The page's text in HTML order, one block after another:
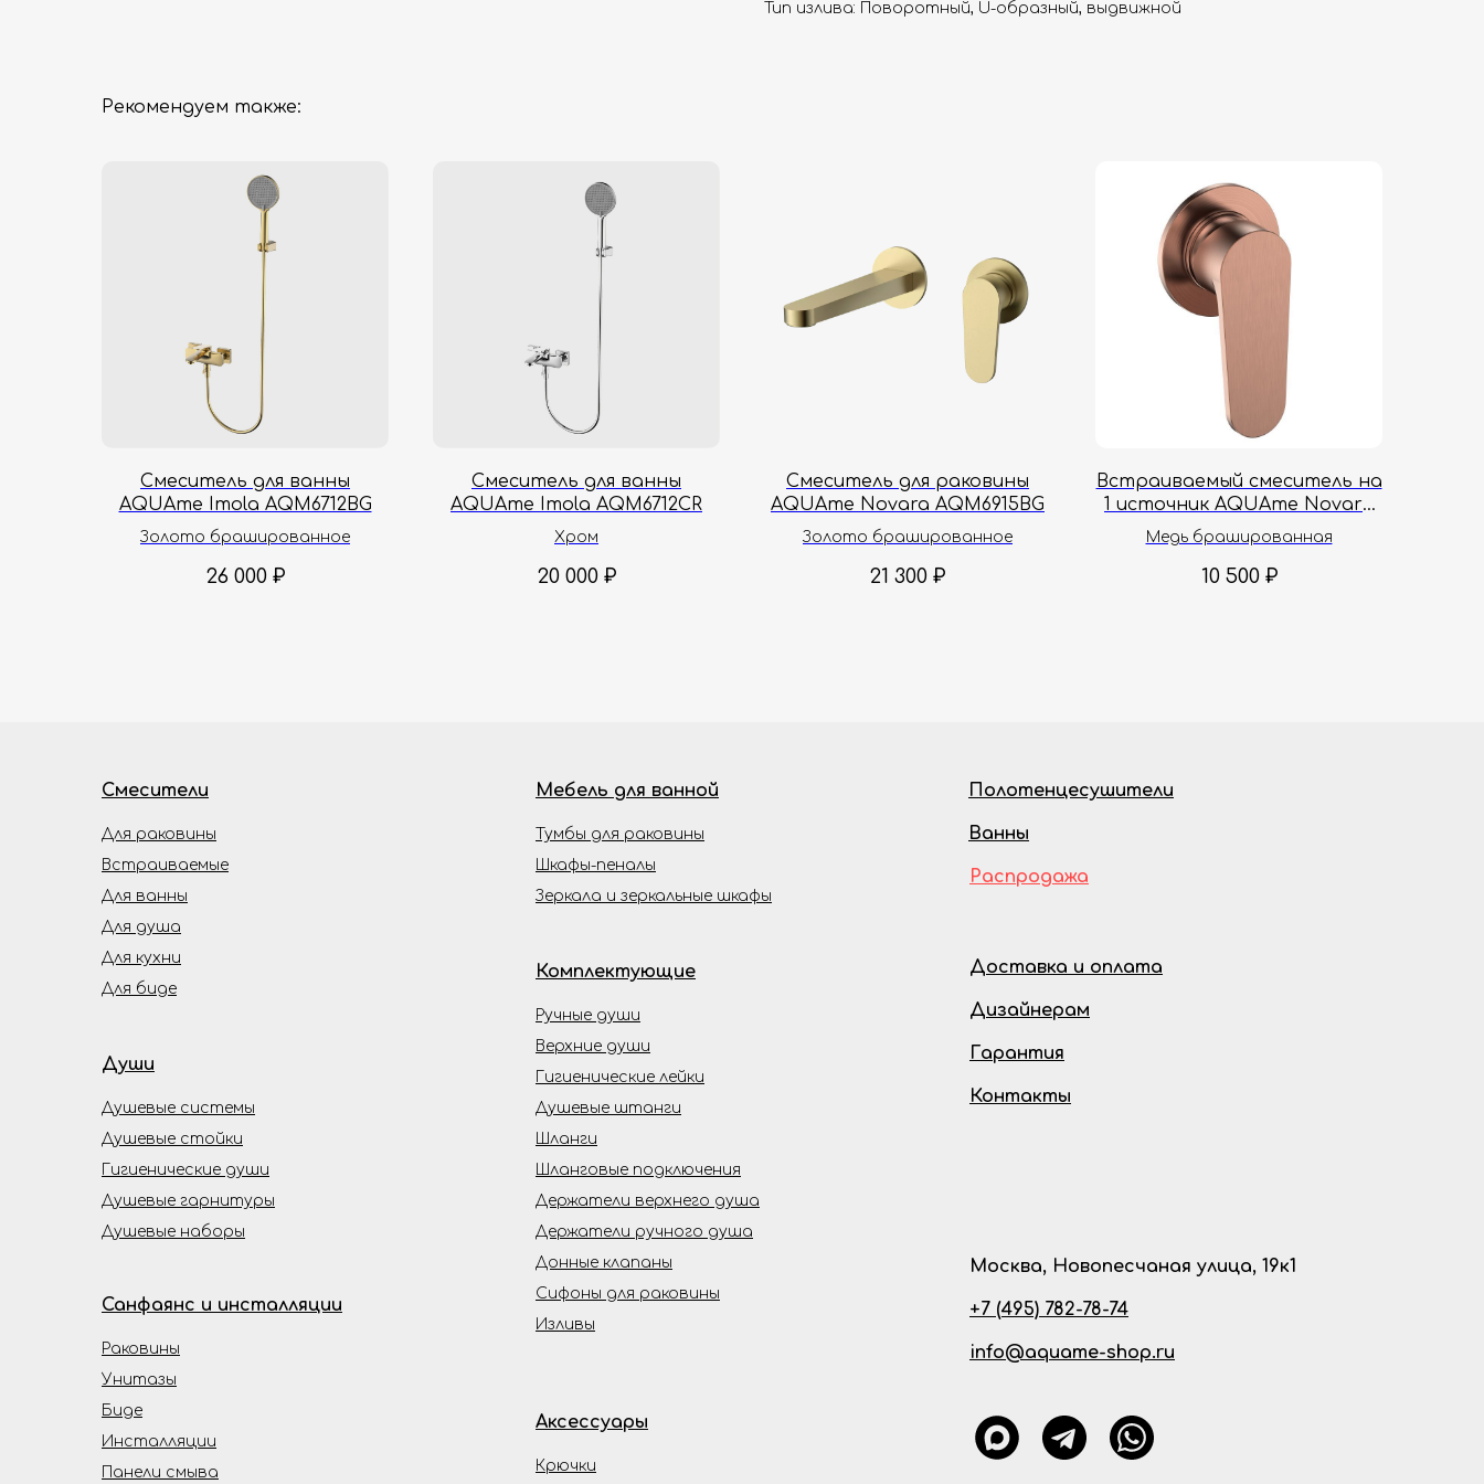
Тип излива: Поворотный, U-образный, выдвижной
Рекомендуем также:
Смеситель для ванны
AQUAme Imola AQM6712BG
Золото брашированное
26 000 ₽
Смеситель для ванны
AQUAme Imola AQM6712CR
Хром
20 000 ₽
Смеситель для раковины
AQUAme Novara AQM6915BG
Золото брашированное
21 300 ₽
Встраиваемый смеситель на
1 источник AQUAme Novara
AQM8813BC
Медь брашированная
10 500 ₽
Смесители
Души
Душевые гарнитуры
Душевые наборы
Душевые системы
Гигиенические души
Мебель для ванной
Тумбы для раковины
Шкафы-пеналы
Зеркала и зеркальные шкафы
Крючки
Аксессуары
Встраиваемые
Для биде
Для кухни
Для ванны
Для душа
Для раковины
Комплектующие
Ручные души
Верхние души
Гигиенические лейки
Шланги
Дизайнерам
Доставка и оплата
Гарантия
Контакты
Душевые стойки
Шланговые подключения
Инсталляции
Панели смыва
Биде
Унитазы
Раковины
Санфаянс и инсталляции
Распродажа
Полотенцесушители
Ванны
Держатели верхнего душа
Держатели ручного душа
Донные клапаны
Сифоны для раковины
Изливы
Душевые штанги
Москва, Новопесчаная улица, 19к1
+7 (495) 782-78-74
info@aquame-shop.ru